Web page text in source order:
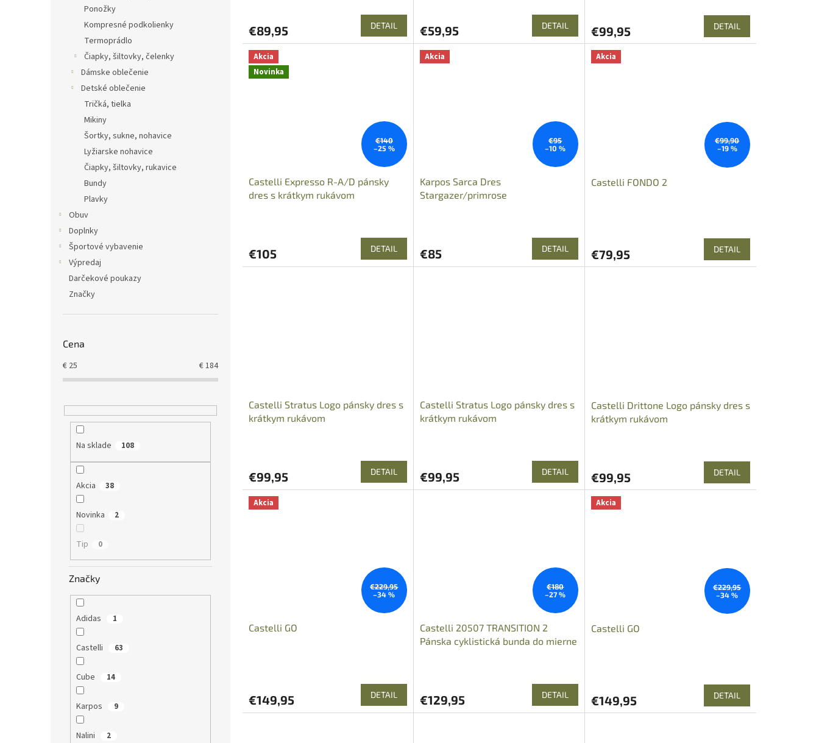
Ponožky
Kompresné podkolienky
Termoprádlo
Čiapky, šiltovky, čelenky
Dámske oblečenie
Detské oblečenie
Tričká, tielka
Mikiny
Šortky, sukne, nohavice
Lyžiarske nohavice
Čiapky, šiltovky, rukavice
Bundy
Plavky
Obuv
Doplnky
Športové vybavenie
Výpredaj
Darčekové poukazy
Značky
Cena
€ 25 €184
Na sklade 108
Akcia 38
Novinka 2
Tip 0
Značky
Adidas 1
Castelli 63
Cube 14
Karpos 9
Nalini 2
€89,95 DETAIL €59,95 DETAIL €99,95 DETAIL
Akcia
Novinka
€140
–25 %
Castelli Expresso R-A/D pánsky
dres s krátkym rukávom
€105 DETAIL
Akcia
€95
–10 %
Karpos Sarca Dres
Stargazer/primrose
€85 DETAIL
Akcia
€99,90
–19 %
Castelli FONDO 2
€79,95 DETAIL
Castelli Stratus Logo pánsky dres s
krátkym rukávom
€99,95 DETAIL
Castelli Stratus Logo pánsky dres s
krátkym rukávom
€99,95 DETAIL
Castelli Drittone Logo pánsky dres s
krátkym rukávom
€99,95 DETAIL
Akcia
€229,95
–34 %
Castelli GO
€149,95 DETAIL
€180
–27 %
Castelli 20507 TRANSITION 2
Pánska cyklistická bunda do mierne
€129,95 DETAIL
Akcia
€229,95
–34 %
Castelli GO
€149,95 DETAIL